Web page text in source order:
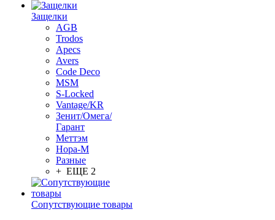
Защелки
AGB
Trodos
Apecs
Avers
Code Deco
MSM
S-Locked
Vantage/KR
Зенит/Омега/
Гарант
Меттэм
Нора-М
Разные
+ ЕЩЕ 2
Сопутствующие товары